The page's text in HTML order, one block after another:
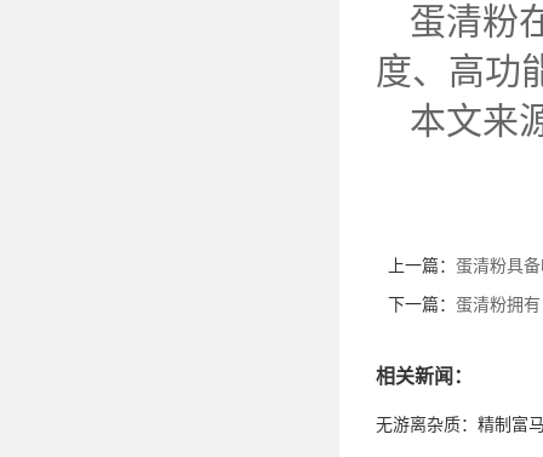
蛋清粉
度、高功
本文来
上一篇： 蛋清粉具
下一篇： 蛋清粉拥
相关新闻：
无游离杂质：精制富